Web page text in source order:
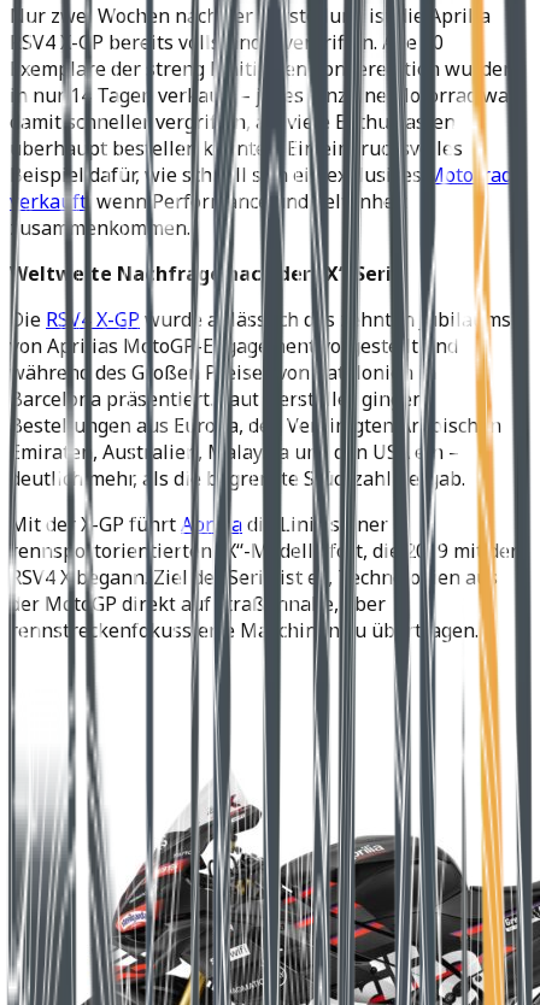
Nur zwei Wochen nach der Vorstellung ist die Aprilia
RSV4 X-GP bereits vollständig vergriffen. Alle 30
Exemplare der streng limitierten Sonderedition wurden
in nur 14 Tagen verkauft – jedes einzelne Motorrad war
damit schneller vergriffen, als viele Enthusiasten
überhaupt bestellen konnten. Ein eindrucksvolles
Beispiel dafür, wie schnell sich ein exklusives Motorrad
verkauft, wenn Performance und Seltenheit
zusammenkommen.
Weltweite Nachfrage nach der „X“-Serie
Die RSV4 X-GP wurde anlässlich des zehnten Jubiläums
von Aprilias MotoGP-Engagement vorgestellt und
während des Großen Preises von Katalonien in
Barcelona präsentiert. Laut Hersteller gingen
Bestellungen aus Europa, den Vereinigten Arabischen
Emiraten, Australien, Malaysia und den USA ein –
deutlich mehr, als die begrenzte Stückzahl hergab.
Mit der X-GP führtApriliadie Linie seiner
rennsportorientierten „X“-Modelle fort, die 2019 mit der
RSV4 X begann. Ziel der Serie ist es, Technologien aus
der MotoGP direkt auf straßennahe, aber
rennstreckenfokussierte Maschinen zu übertragen.